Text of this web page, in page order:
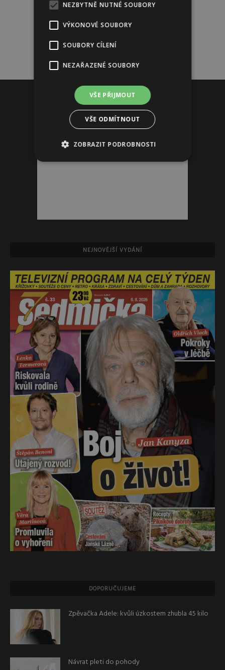
NEJNOVĚJŠÍ VYDÁNÍ
DOPORUČUJEME
Zpěvačka Adele: kvůli úzkostem zhubla 45 kilo
Návrat pleti do pohody
NEZBYTNĚ NUTNÉ SOUBORY
VÝKONOVÉ SOUBORY
SOUBORY CÍLENÍ
NEZAŘAZENÉ SOUBORY
VŠE PŘIJMOUT
VŠE ODMÍTNOUT
ZOBRAZIT PODROBNOSTI